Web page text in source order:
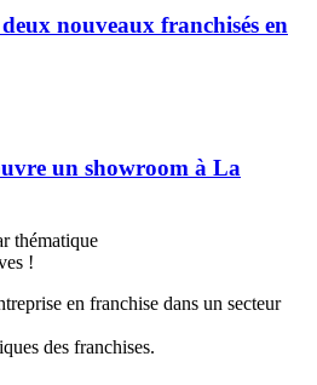
nouveaux franchisés en
un showroom à La
thématique
!
en franchise dans un secteur
des franchises.